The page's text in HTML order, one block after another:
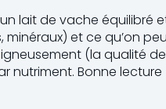
lait de vache équilibré
minéraux) et ce qu’on
(la qualité
nutriment. Bonne lecture